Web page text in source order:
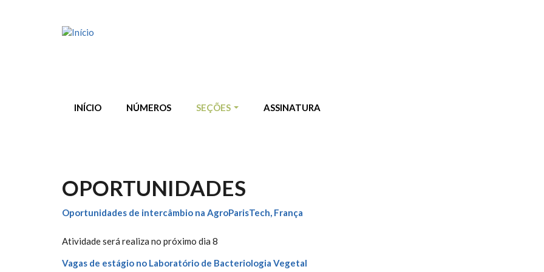
INÍCIO NÚMEROS SEÇÕES ASSINATURA
OPORTUNIDADES
Oportunidades de intercâmbio na AgroParisTech, França
Atividade será realiza no próximo dia 8
Vagas de estágio no Laboratório de Bacteriologia Vegetal